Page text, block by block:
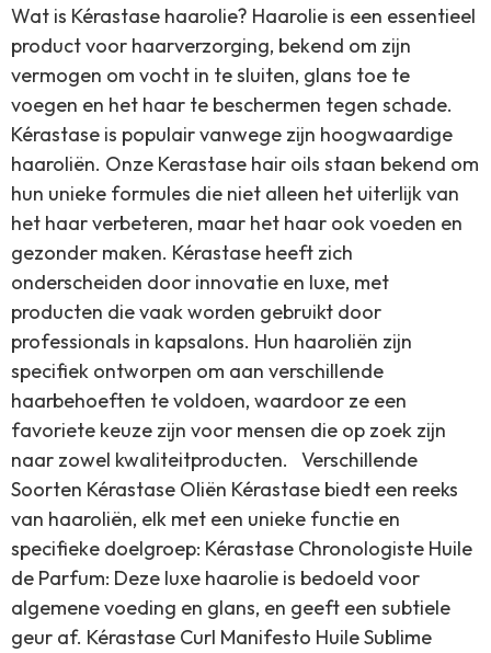
Wat is Kérastase haarolie? Haarolie is een essentieel
product voor haarverzorging, bekend om zijn
vermogen om vocht in te sluiten, glans toe te
voegen en het haar te beschermen tegen schade.
Kérastase is populair vanwege zijn hoogwaardige
haaroliën. Onze Kerastase hair oils staan bekend om
hun unieke formules die niet alleen het uiterlijk van
het haar verbeteren, maar het haar ook voeden en
gezonder maken. Kérastase heeft zich
onderscheiden door innovatie en luxe, met
producten die vaak worden gebruikt door
professionals in kapsalons. Hun haaroliën zijn
specifiek ontworpen om aan verschillende
haarbehoeften te voldoen, waardoor ze een
favoriete keuze zijn voor mensen die op zoek zijn
naar zowel kwaliteitproducten. Verschillende
Soorten Kérastase Oliën Kérastase biedt een reeks
van haaroliën, elk met een unieke functie en
specifieke doelgroep: Kérastase Chronologiste Huile
de Parfum: Deze luxe haarolie is bedoeld voor
algemene voeding en glans, en geeft een subtiele
geur af. Kérastase Curl Manifesto Huile Sublime